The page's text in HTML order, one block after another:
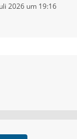
2026 um 19:16